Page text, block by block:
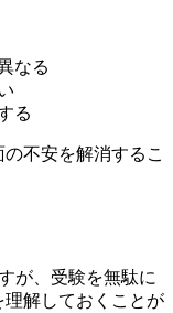
なる
る
不安を解消するこ
が、受験を無駄に
理解しておくことが